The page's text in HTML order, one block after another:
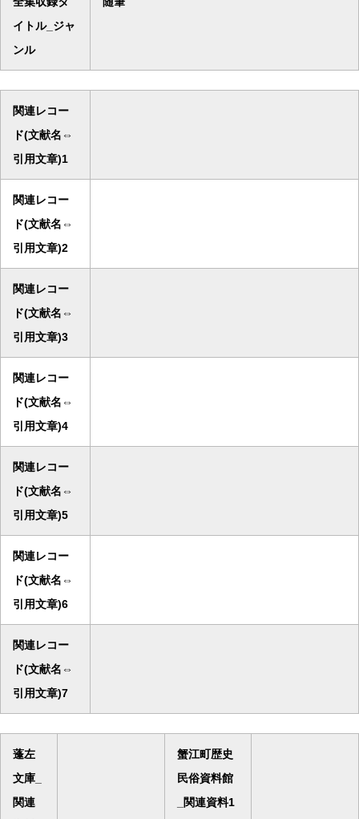
イトル_ジャ
ンル
関連レコー
ド(文献名⇔
引用文章)1
関連レコー
ド(文献名⇔
引用文章)2
関連レコー
ド(文献名⇔
引用文章)3
関連レコー
ド(文献名⇔
引用文章)4
関連レコー
ド(文献名⇔
引用文章)5
関連レコー
ド(文献名⇔
引用文章)6
関連レコー
ド(文献名⇔
引用文章)7
蓬左
文庫_
関連
蟹江町歴史
民俗資料館
_関連資料1